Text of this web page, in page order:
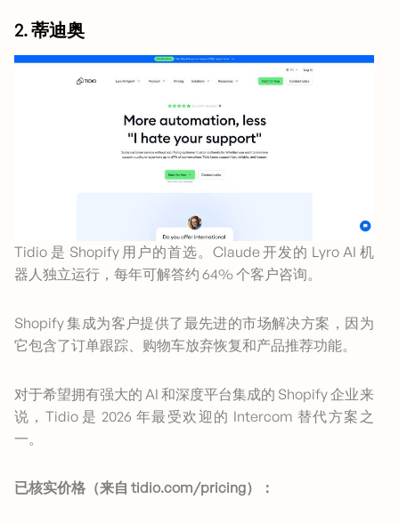
2. 蒂迪奥
Tidio 是 Shopify 用户的首选。Claude 开发的 Lyro AI 机
器人独立运行，每年可解答约 64% 个客户咨询。
Shopify 集成为客户提供了最先进的市场解决方案，因为
它包含了订单跟踪、购物车放弃恢复和产品推荐功能。
对于希望拥有强大的 AI 和深度平台集成的 Shopify 企业来
说，Tidio 是 2026 年最受欢迎的 Intercom 替代方案之
一。
已核实价格（来自 tidio.com/pricing）：